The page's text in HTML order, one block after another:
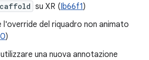
su XR (Ib66f1)
l'override del riquadro non animato
)
una nuova annotazione